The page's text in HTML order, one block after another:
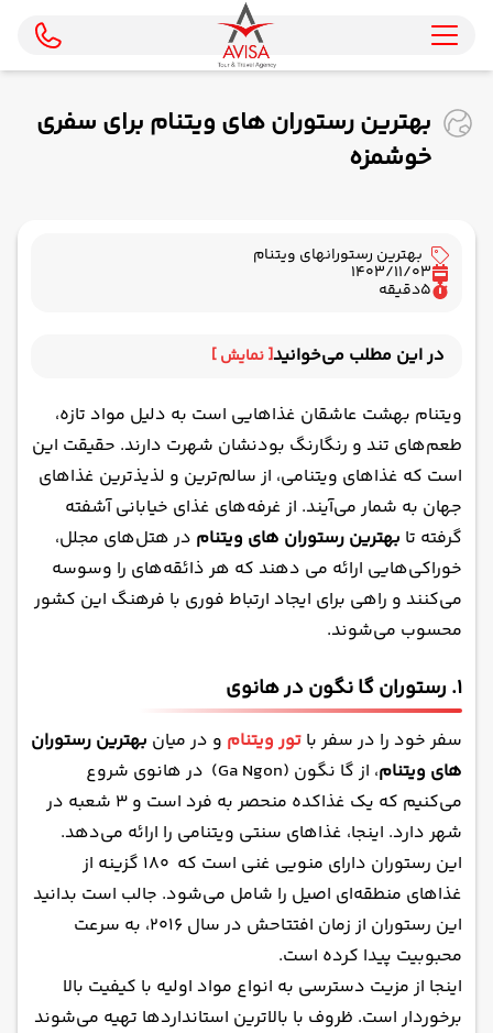
بهترین رستوران های ویتنام برای سفری
خوشمزه
بهترین رستورانهای ویتنام
1403/11/03
5دقیقه
در این مطلب می‌خوانید[ نمایش ]
2. رستوران د نوی 9 از بهترین رستوران های ویتنام
4. رستوران آمیگو گریل در هوشی مین
5. رستوران کوکیز در نین بین ویتنام
6. رستوران مورنینگ گلوری
7. رستوران رد بین در هانوی ویتنام
سفری خوش طعم با بهترین رستوران های ویتنام
ویتنام بهشت عاشقان غذاهایی است به دلیل مواد تازه،
طعم‌های تند و رنگارنگ بودنشان شهرت دارند. حقیقت این
است که غذاهای ویتنامی، از سالم‌ترین و لذیذترین غذاهای
جهان به شمار می‌آیند. از غرفه‌های غذای خیابانی آشفته
گرفته تا بهترین رستوران های ویتنام در هتل‌های مجلل،
خوراکی‌هایی ارائه می دهند که هر ذائقه‌های را وسوسه
می‌کنند و راهی برای ایجاد ارتباط فوری با فرهنگ این کشور
محسوب می‌شوند.
1. رستوران گا نگون در هانوی
سفر خود را در سفر با تور ویتنام و در میان بهترین رستوران
های ویتنام
، از گا نگون (Ga Ngon) در هانوی شروع
می‌کنیم که یک غذاکده منحصر به فرد است و ۳ شعبه در
شهر دارد. اینجا، غذاهای سنتی ویتنامی را ارائه می‌دهد.
این رستوران دارای منویی غنی است که ۱۸۰ گزینه از
غذاهای منطقه‌ای اصیل را شامل می‌شود. جالب است بدانید
این رستوران از زمان افتتاحش در سال ۲۰۱۶، به سرعت
محبوبیت پیدا کرده است.
اینجا از مزیت دسترسی به انواع مواد اولیه با کیفیت بالا
برخوردار است. ظروف با بالاترین استانداردها تهیه می‌شوند